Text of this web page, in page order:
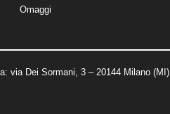
Omaggi
via Dei Sormani, 3 – 20144 Milano (MI)